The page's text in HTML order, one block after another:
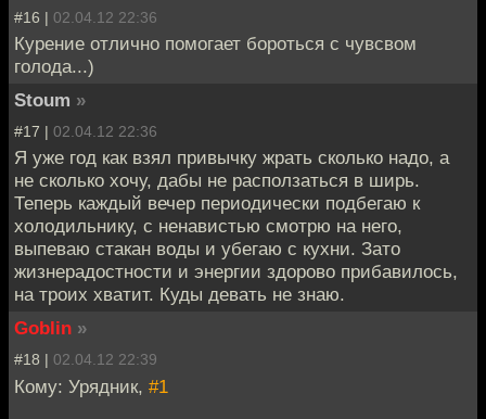
#16 | 02.04.12 22:36
Курение отлично помогает бороться с чувсвом
голода...)
Stoum »
#17 | 02.04.12 22:36
Я уже год как взял привычку жрать сколько надо, а
не сколько хочу, дабы не расползаться в ширь.
Теперь каждый вечер периодически подбегаю к
холодильнику, с ненавистью смотрю на него,
выпеваю стакан воды и убегаю с кухни. Зато
жизнерадостности и энергии здорово прибавилось,
на троих хватит. Куды девать не знаю.
Goblin »
#18 | 02.04.12 22:39
Кому: Урядник, #1